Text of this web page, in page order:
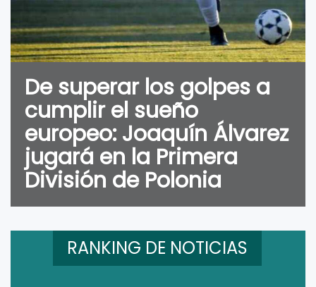
De superar los golpes a
cumplir el sueño
europeo: Joaquín Álvarez
jugará en la Primera
División de Polonia
RANKING DE NOTICIAS